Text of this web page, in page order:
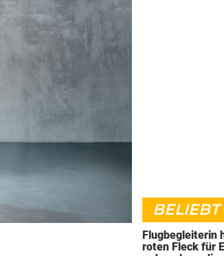
BELIEBT
Flugbegleiterin
roten Fleck für